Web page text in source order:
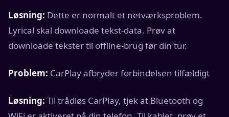
Løsning: Dette er normalt et netværksproblem.
Lyrical skal downloade tekst-data. Prøv at
downloade tekster til offline-brug før din tur.
Problem: CarPlay afbryder forbindelsen tilfældigt
Løsning: Til trådløs CarPlay, tjek at Bluetooth og